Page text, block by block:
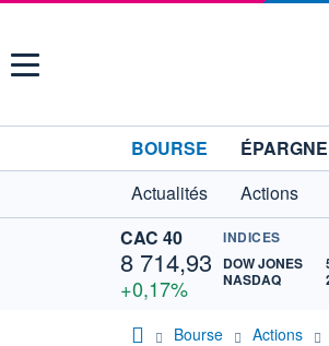
Menu
BOURSE ÉPARGNE
Actualités
Actions
CAC 40
8 714,93
+0,17%
INDICES
DOW JONES
NASDAQ
Bourse Actions